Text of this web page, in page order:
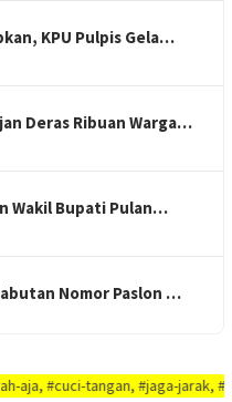
KPU Pulpis Gela…
Deras Ribuan Warga…
Wakil Bupati Pulan…
Nomor Paslon …
#cuci-tangan, #jaga-jarak,